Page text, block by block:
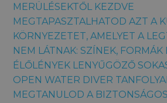
MERÜLÉSEKTŐL KEZDVE
MEGTAPASZTALHATOD AZT A
KÖRNYEZETET, AMELYET A
NEM LÁTNAK: SZÍNEK, FORMÁK
ÉLŐLÉNYEK LENYŰGÖZŐ
OPEN WATER DIVER
MEGTANULOD A